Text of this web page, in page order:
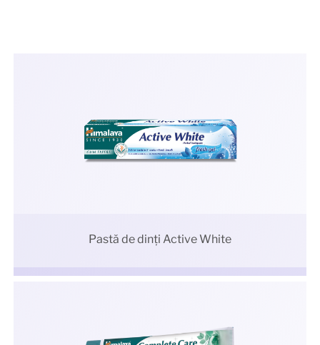
Pastă de dinți Active White